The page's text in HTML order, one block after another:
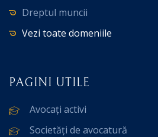
Dreptul muncii
Vezi toate domeniile
PAGINI UTILE
Avocați activi
Societăți de avocatură